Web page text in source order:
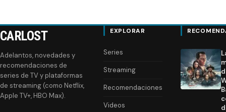
CARLOST
Adelantos, novedades y
recomendaciones de
series de TV y plataformas
de streaming (como Netflix,
Apple TV+, HBO Max).
EXPLORAR
Series
Streaming
Recomendaciones
Videos